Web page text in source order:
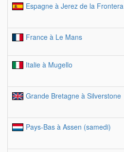
Espagne à Jerez de la Frontera
France à Le Mans
Italie à Mugello
Grande Bretagne à Silverstone
Pays-Bas à Assen (samedi)